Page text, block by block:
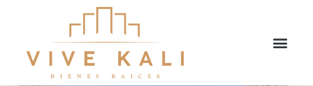
Búsqueda avanzada